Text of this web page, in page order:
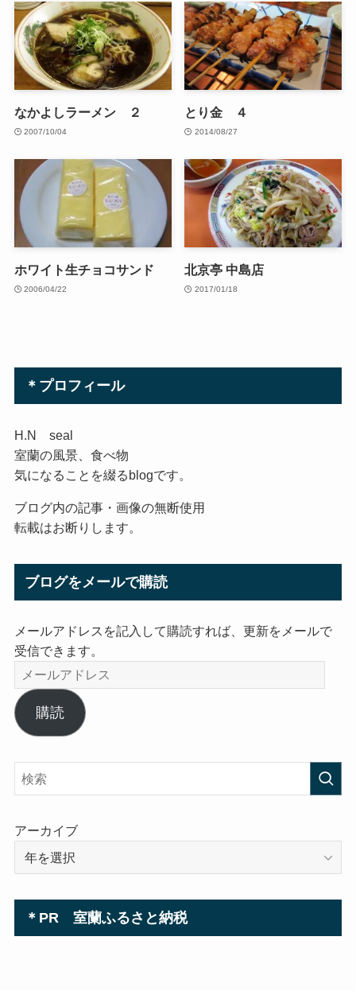
なかよしラーメン ２
2007/10/04
とり金 ４
2014/08/27
ホワイト生チョコサンド
2006/04/22
北京亭 中島店
2017/01/18
＊プロフィール
H.N seal
室蘭の風景、食べ物
気になることを綴るblogです。
ブログ内の記事・画像の無断使用
転載はお断りします。
ブログをメールで購読
メールアドレスを記入して購読すれば、更新をメールで
受信できます。
メ
ー
ル
ア
ス
購読
アーカイブ
＊PR 室蘭ふるさと納税